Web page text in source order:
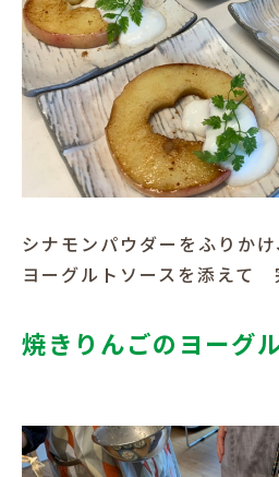
シナモンパウダーをふりかけ
ヨーグルトソースを添えて
焼きりんごのヨーグ